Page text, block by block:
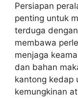
Persiapan
penting untuk
terduga
membawa
menjaga
dan bahan
kantong kedap
kemungkinan